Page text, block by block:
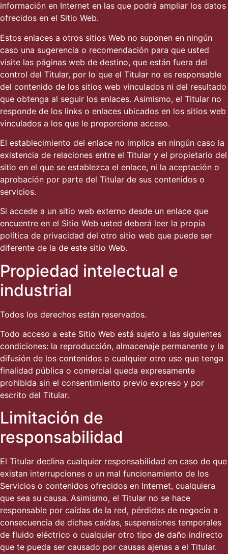
información en Internet en las que podrá ampliar los datos
ofrecidos en el Sitio Web.
Estos enlaces a otros sitios Web no suponen en ningún
caso una sugerencia o recomendación para que usted
visite las páginas web de destino, que están fuera del
control del Titular, por lo que el Titular no es responsable
del contenido de los sitios web vinculados ni del resultado
que obtenga al seguir los enlaces. Asimismo, el Titular no
responde de los links o enlaces ubicados en los sitios web
vinculados a los que le proporciona acceso.
El establecimiento del enlace no implica en ningún caso la
existencia de relaciones entre el Titular y el propietario del
sitio en el que se establezca el enlace, ni la aceptación o
aprobación por parte del Titular de sus contenidos o
servicios.
Si accede a un sitio web externo desde un enlace que
encuentre en el Sitio Web usted deberá leer la propia
política de privacidad del otro sitio web que puede ser
diferente de la de este sitio Web.
Propiedad intelectual e
industrial
Todos los derechos están reservados.
Todo acceso a este Sitio Web está sujeto a las siguientes
condiciones: la reproducción, almacenaje permanente y la
difusión de los contenidos o cualquier otro uso que tenga
finalidad pública o comercial queda expresamente
prohibida sin el consentimiento previo expreso y por
escrito del Titular.
Limitación de
responsabilidad
El Titular declina cualquier responsabilidad en caso de que
existan interrupciones o un mal funcionamiento de los
Servicios o contenidos ofrecidos en Internet, cualquiera
que sea su causa. Asimismo, el Titular no se hace
responsable por caídas de la red, pérdidas de negocio a
consecuencia de dichas caídas, suspensiones temporales
de fluido eléctrico o cualquier otro tipo de daño indirecto
que te pueda ser causado por causas ajenas a el Titular.